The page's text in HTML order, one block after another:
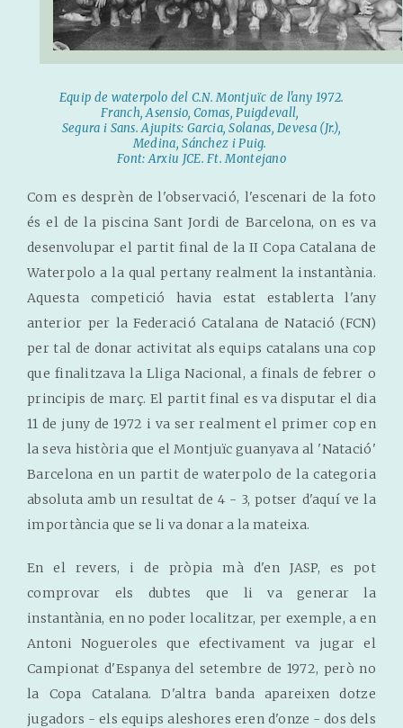
Equip de waterpolo del C.N. Montjuïc de l'any 1972.
Franch, Asensio, Comas, Puigdevall,
Segura i Sans. Ajupits: Garcia, Solanas, Devesa (Jr.),
Medina, Sánchez i Puig.
Font: Arxiu JCE. Ft. Montejano
Com es desprèn de l'observació, l'escenari de la foto
és el de la piscina Sant Jordi de Barcelona, on es va
desenvolupar el partit final de la II Copa Catalana de
Waterpolo a la qual pertany realment la instantània.
Aquesta competició havia estat establerta l'any
anterior per la Federació Catalana de Natació (FCN)
per tal de donar activitat als equips catalans una cop
que finalitzava la Lliga Nacional, a finals de febrer o
principis de març. El partit final es va disputar el dia
11 de juny de 1972 i va ser realment el primer cop en
la seva història que el Montjuïc guanyava al 'Natació'
Barcelona en un partit de waterpolo de la categoria
absoluta amb un resultat de 4 - 3, potser d'aquí ve la
importància que se li va donar a la mateixa.
En el revers, i de pròpia mà d'en JASP, es pot
comprovar els dubtes que li va generar la
instantània, en no poder localitzar, per exemple, a en
Antoni Nogueroles que efectivament va jugar el
Campionat d'Espanya del setembre de 1972, però no
la Copa Catalana. D'altra banda apareixen dotze
jugadors - els equips aleshores eren d'onze - dos dels